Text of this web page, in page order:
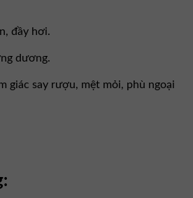
đầy hơi.
dương.
giác say rượu, mệt mỏi, phù ngoại